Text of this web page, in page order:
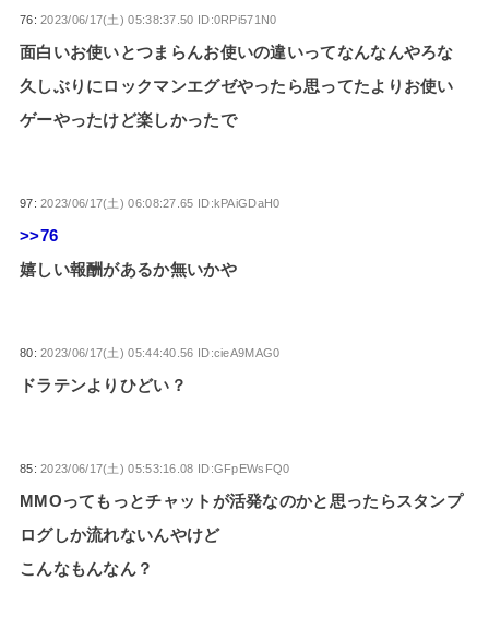
76:2023/06/17(土) 05:38:37.50 ID:0RPi571N0
面白いお使いとつまらんお使いの違いってなんなんやろな
久しぶりにロックマンエグゼやったら思ってたよりお使い
ゲーやったけど楽しかったで
97:2023/06/17(土) 06:08:27.65 ID:kPAiGDaH0
>>76
嬉しい報酬があるか無いかや
80:2023/06/17(土) 05:44:40.56 ID:cieA9MAG0
ドラテンよりひどい？
85:2023/06/17(土) 05:53:16.08 ID:GFpEWsFQ0
MMOってもっとチャットが活発なのかと思ったらスタンプ
ログしか流れないんやけど
こんなもんなん？